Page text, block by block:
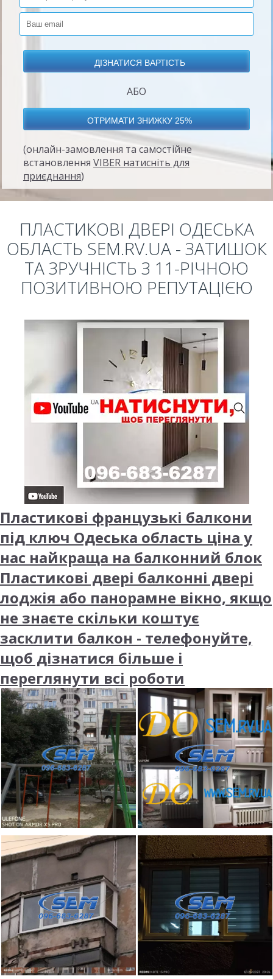
АБО
(онлайн-замовлення та самостійне
встановлення VIBER натисніть для
приєднання)
ПЛАСТИКОВІ ДВЕРІ ОДЕСЬКА
ОБЛАСТЬ SEM.RV.UA - ЗАТИШОК
ТА ЗРУЧНІСТЬ З 11-РІЧНОЮ
ПОЗИТИВНОЮ РЕПУТАЦІЄЮ
Пластикові французькі балкони
під ключ Одеська область ціна у
нас найкраща на балконний блок
Пластикові двері балконні двері
лоджія або панорамне вікно, якщо
не знаєте скільки коштує
засклити балкон - телефонуйте,
щоб дізнатися більше і
переглянути всі роботи